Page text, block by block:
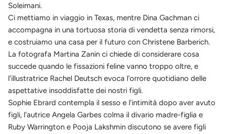
Soleimani.
Ci mettiamo in viaggio in Texas, mentre Dina Gachman ci
accompagna in una tortuosa storia di vendetta senza rimorsi,
e costruiamo una casa per il futuro con Christene Barberich.
La fotografa Martina Zanin ci chiede di considerare cosa
succede quando le fissazioni feline vanno troppo oltre, e
l'illustratrice Rachel Deutsch evoca l'orrore quotidiano delle
aspettative insoddisfatte dei nostri figli.
Sophie Ebrard contempla il sesso e l'intimità dopo aver avuto
figli, l'autrice Angela Garbes colma il divario madre-figlia e
Ruby Warrington e Pooja Lakshmin discutono se avere figli